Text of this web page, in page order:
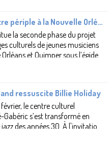
Retour sur notre périple à la Nouvelle Orléans
la seconde phase du projet
culturels de jeunes musiciens
et Quimper sous l’égide
l’Heritage...
ressuscite Billie Holiday
le centre culturel
Gabéric s’est transformé en
des années 30. À l'invitation
Hot Sugar Band,...